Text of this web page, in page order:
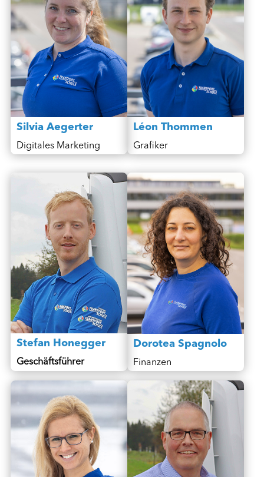
Silvia Aegerter
Digitales Marketing
Léon Thommen
Grafiker
Stefan Honegger
Geschäftsführer
Dorotea Spagnolo
Finanzen